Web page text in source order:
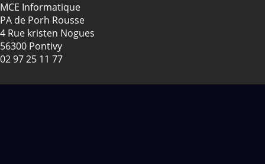
MCE Informatique
PA de Porh Rousse
4 Rue kristen Nogues
56300 Pontivy
02 97 25 11 77